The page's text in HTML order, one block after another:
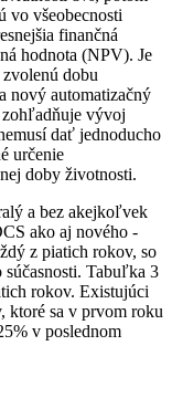
vo všeobecnosti
finančná
hodnota (NPV). Je
dobu
nový automatizačný
zohľadňuje vývoj
dať jednoducho
určenie
doby životnosti.
a bez akejkoľvek
ako aj nového
z piatich rokov, so
Tabuľka 3
rokov. Existujúci
ktoré sa v prvom roku
v poslednom